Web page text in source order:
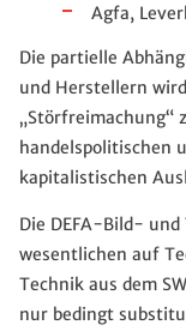
Agfa,
Die partielle
und Herstellern
„Störfreimachung“
handelspolitischen
kapitalistischen
Die DEFA-Bild-
wesentlichen auf
Technik aus dem
nur bedingt